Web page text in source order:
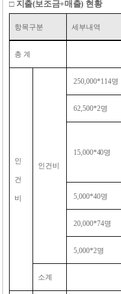
□ 지출(보조금+매출) 현황
항목구분 세부내역
총 계
인
건
비
인건비
250,000*114명
62,500*2명
15,000*40명
5,000*40명
20,000*74명
5,000*2명
소계